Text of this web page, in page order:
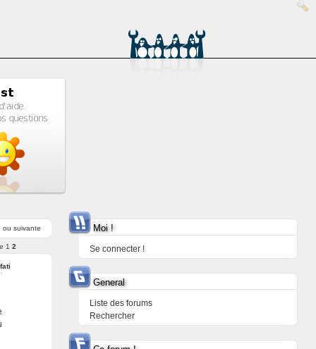
ou suivante
1 2
Moi !
Se connecter !
General
Liste des forums
Rechercher